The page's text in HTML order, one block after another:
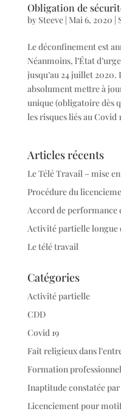
Obligation de
by Steeve| Mai 6, 2020 |
Le déconfinement est
Néanmoins, l’État
jusqu’au 24 juillet 2020.
absolument mettre à
unique (obligatoire dès
les risques liés au Covid
Articles récents
Le Télé Travail – mise
Procédure du
Accord de performance
Activité partielle longue
Le télé travail
Catégories
Activité partielle
CDD
Covid 19
Fait religieux dans
Formation
Inaptitude constatée
Licenciement pour